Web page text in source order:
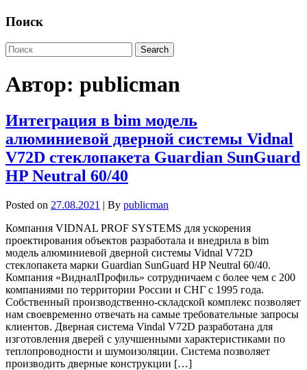
Поиск
Автор: publicman
Интеграция в bim модель
алюминиевой дверной системы Vidnаl
V72D стеклопакета Guardian SunGuard
HP Neutrаl 60/40
Posted on 27.08.2021 | By publicman
Компания VIDNAL PROF SYSTEMS для ускорения
проектирования объектов разработала и внедрила в bim
модель алюминиевой дверной системы Vidnal V72D
стеклопакета марки Guardian SunGuard HP Neutral 60/40.
Компания «ВидналПрофиль» сотрудничаем с более чем с 200
компаниями по территории России и СНГ с 1995 года.
Собственный производственно-складской комплекс позволяет
нам своевременно отвечать на самые требовательные запросы
клиентов. Дверная система Vindal V72D разработана для
изготовления дверей c улучшенными характеристиками по
теплопроводности и шумоизоляции. Система позволяет
производить дверные конструкции […]